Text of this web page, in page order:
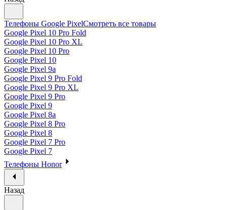
Телефоны Google PixelСмотреть все товары
Google Pixel 10 Pro Fold
Google Pixel 10 Pro XL
Google Pixel 10 Pro
Google Pixel 10
Google Pixel 9a
Google Pixel 9 Pro Fold
Google Pixel 9 Pro XL
Google Pixel 9 Pro
Google Pixel 9
Google Pixel 8a
Google Pixel 8 Pro
Google Pixel 8
Google Pixel 7 Pro
Google Pixel 7
Телефоны Honor
Назад